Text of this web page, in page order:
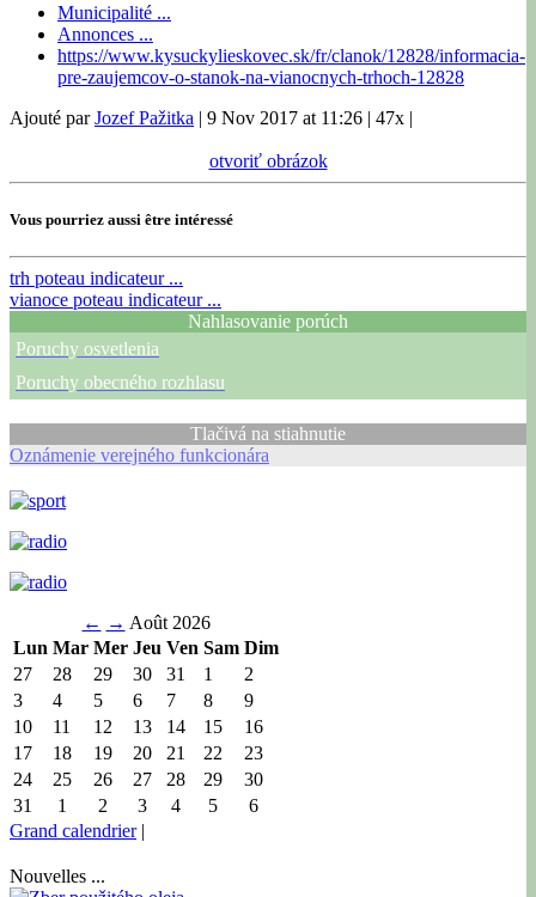
Municipalité ...
Annonces ...
https://www.kysuckylieskovec.sk/fr/clanok/12828/informacia-
pre-zaujemcov-o-stanok-na-vianocnych-trhoch-12828
Ajouté parJozef Pažitka | 9 Nov 2017 at 11:26 | 47x |
otvoriť obrázok
Vous pourriez aussi être intéressé
trh poteau indicateur ...
vianoce poteau indicateur ...
Nahlasovanie porúch
Poruchy osvetlenia
Poruchy obecného rozhlasu
Tlačivá na stiahnutie
Oznámenie verejného funkcionára
← → Août 2026
Lun Mar Mer Jeu Ven Sam Dim
27
28 29 30 31 1
2
3
4 5 6 7 8
9
10
11 12 13 14 15
16
17
18 19 20 21 22
23
24
25 26 27 28 29
30
31
1 2 3 4 5
6
Grand calendrier|
Nouvelles ...